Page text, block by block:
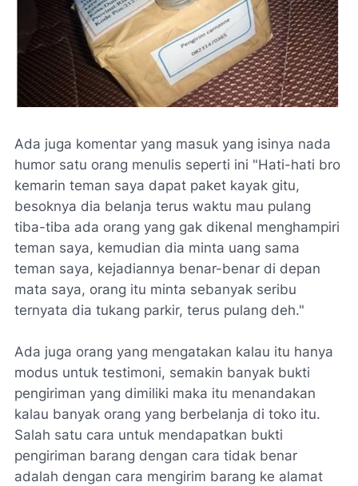
Ada juga komentar yang masuk yang isinya nada
humor satu orang menulis seperti ini "Hati-hati bro
kemarin teman saya dapat paket kayak gitu,
besoknya dia belanja terus waktu mau pulang
tiba-tiba ada orang yang gak dikenal menghampiri
teman saya, kemudian dia minta uang sama
teman saya, kejadiannya benar-benar di depan
mata saya, orang itu minta sebanyak seribu
ternyata dia tukang parkir, terus pulang deh."
Ada juga orang yang mengatakan kalau itu hanya
modus untuk testimoni, semakin banyak bukti
pengiriman yang dimiliki maka itu menandakan
kalau banyak orang yang berbelanja di toko itu.
Salah satu cara untuk mendapatkan bukti
pengiriman barang dengan cara tidak benar
adalah dengan cara mengirim barang ke alamat